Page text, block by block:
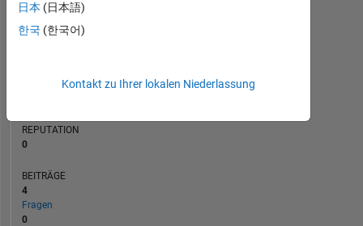
REPUTATION
0
BEITRÄGE
4
Fragen
0
日本 (日本語)
한국 (한국어)
Kontakt zu Ihrer lokalen Niederlassung